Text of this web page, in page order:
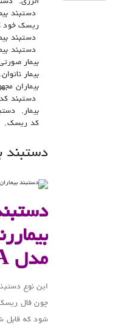
دستبند
ریسک خود
دستبند
دستبند
بیمار
بیمار ناتوان,
بیماران
دستبند
بیمار ,
کد ریسک,
دستبند
مدل
این نوع
چون فال
شود که قابل